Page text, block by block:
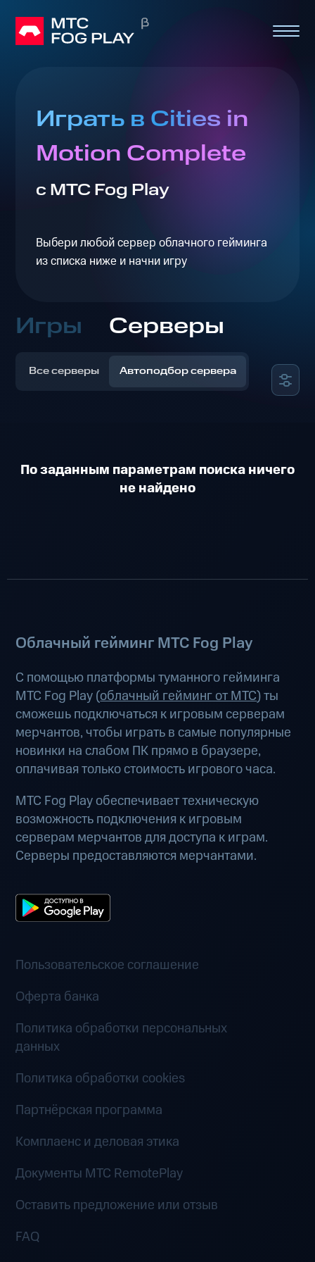
Играть в Cities in
Motion Complete
с МТС Fog Play
Выбери любой сервер облачного гейминга
из списка ниже и начни игру
Игры Серверы
Все серверы Автоподбор сервера
По заданным параметрам поиска ничего
не найдено
Облачный гейминг МТС Fog Play
С помощью платформы туманного гейминга
МТС Fog Play (облачный гейминг от МТС) ты
сможешь подключаться к игровым серверам
мерчантов, чтобы играть в самые популярные
новинки на слабом ПК прямо в браузере,
оплачивая только стоимость игрового часа.
МТС Fog Play обеспечивает техническую
возможность подключения к игровым
серверам мерчантов для доступа к играм.
Серверы предоставляются мерчантами.
Пользовательское соглашение
Оферта банка
Политика обработки персональных
данных
Политика обработки cookies
Партнёрская программа
Комплаенс и деловая этика
Документы MTC RemotePlay
Оставить предложение или отзыв
FAQ